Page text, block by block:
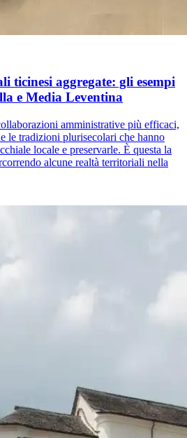
ticinesi aggregate: gli esempi
e Media Leventina
amministrative più efficaci,
le tradizioni plurisecolari che hanno
locale e preservarle. È questa la
alcune realtà territoriali nella